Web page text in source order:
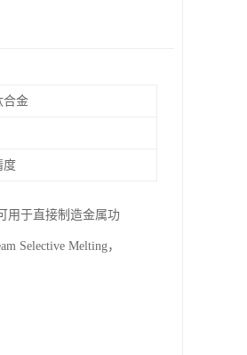
合金
度
用于直接制造金属功
Selective Melting，